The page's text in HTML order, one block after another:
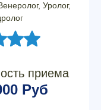
Уролог,
приема
Руб